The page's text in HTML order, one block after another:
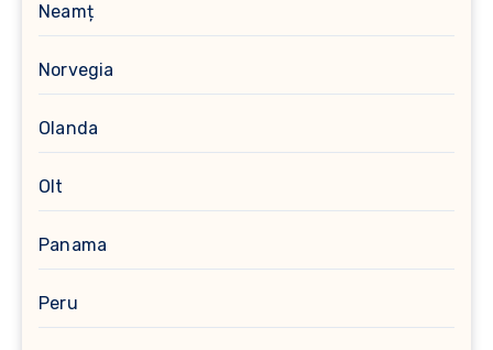
Neamț
Norvegia
Olanda
Olt
Panama
Peru